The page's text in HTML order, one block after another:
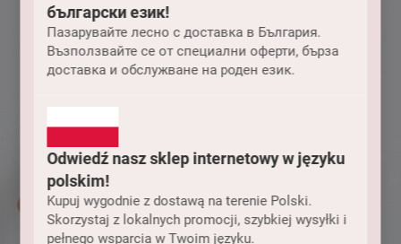
български език!
Пазарувайте лесно с доставка в България.
Възползвайте се от специални оферти, бърза
доставка и обслужване на роден език.
Odwiedź nasz sklep internetowy w języku
polskim!
Kupuj wygodnie z dostawą na terenie Polski.
Skorzystaj z lokalnych promocji, szybkiej wysyłki i
pełnego wsparcia w Twoim języku.